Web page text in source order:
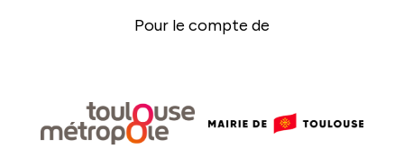
Pour le compte de